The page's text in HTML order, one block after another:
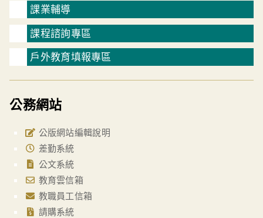
課業輔導
課程諮詢專區
戶外教育填報專區
公務網站
公版網站編輯說明
差勤系統
公文系統
教育雲信箱
教職員工信箱
請購系統